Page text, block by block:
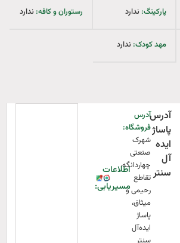
پارکینگ:‌ندارد رستوران و کافه:‌ندارد
مهد کودک:‌ندارد
آدرس
پاساژ
سنتر
آدرس
فروشگاه:‌
شهرک
صنعتی
چهاردانگه،
تقاطع
رحیمی و
میثاق،
ایده‌آل
اطلاعات
مسیریابی: